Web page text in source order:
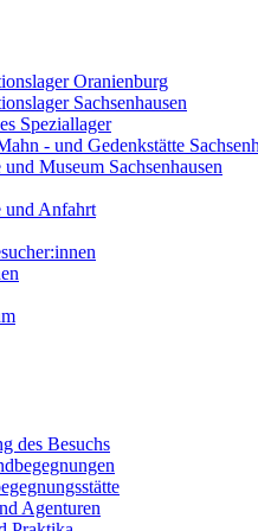
Oranienburg
Sachsenhausen
Speziallager
- und Gedenkstätte
Museum Sachsenhausen
und Anfahrt
des Besuchs
Agenturen